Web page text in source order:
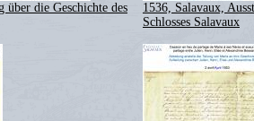
über die Geschichte des
1536, Salavaux,
Schlosses Salavaux